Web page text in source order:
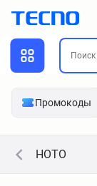
Промокоды
HOTO